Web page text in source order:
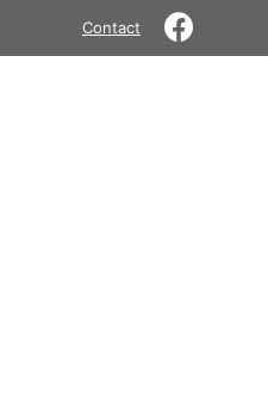
Contact